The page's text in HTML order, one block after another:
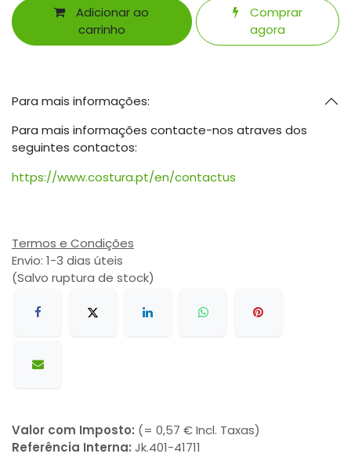
Adicionar ao
carrinho
Comprar
agora
Para mais informações:
Para mais informações contacte-nos atraves dos
seguintes contactos:
https://www.costura.pt/en/contactus
Termos e Condições
Envio: 1-3 dias úteis
(Salvo ruptura de stock)
Valor com Imposto: (= 0,57 € Incl. Taxas)
Referência Interna: Jk.401-41711